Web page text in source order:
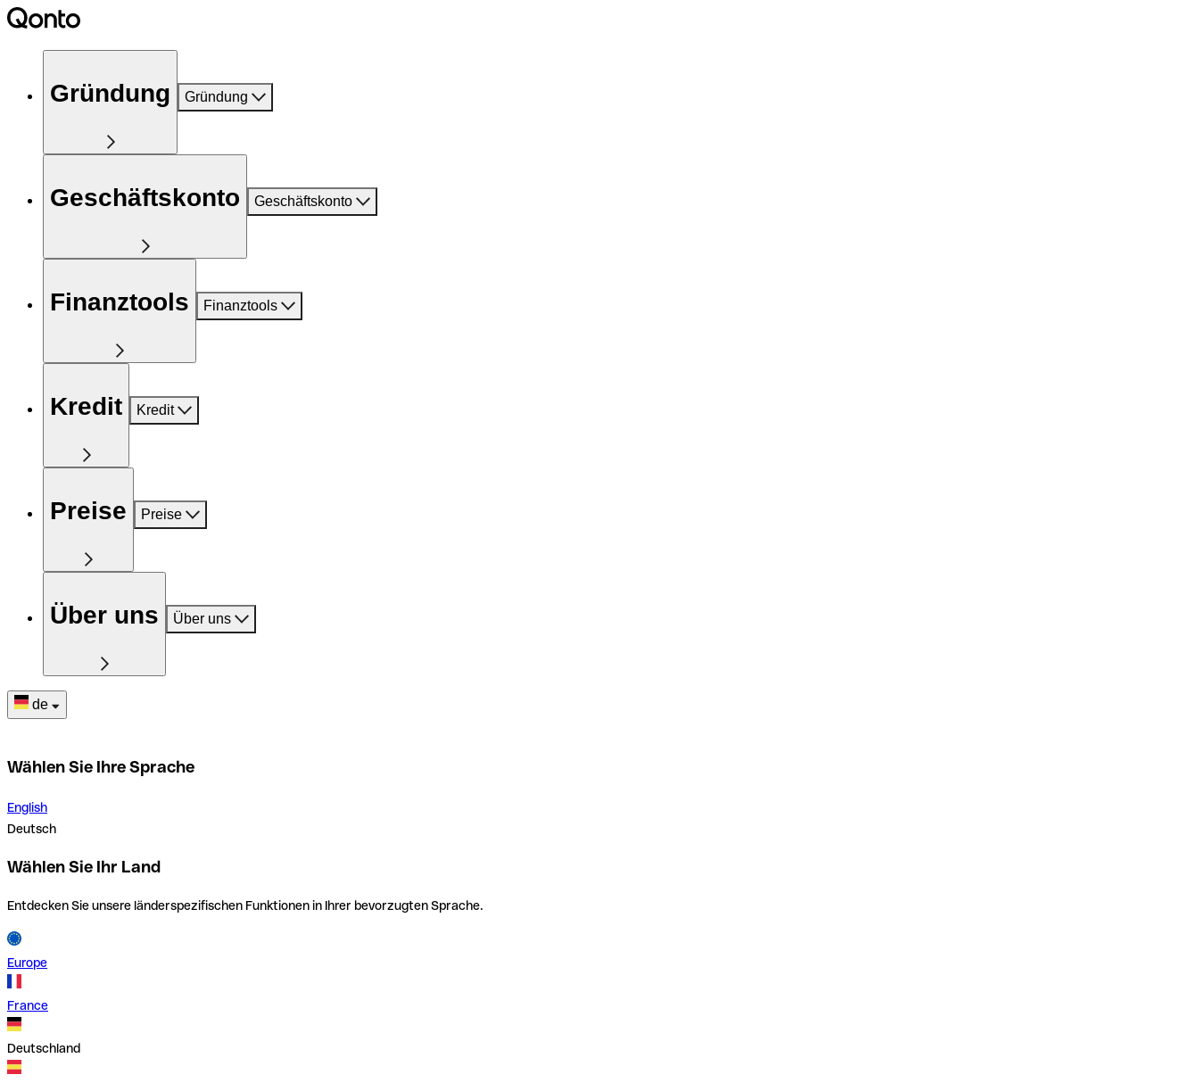
Gründung Gründung
Geschäftskonto Geschäftskonto
Finanztools Finanztools
Kredit Kredit
Preise Preise
Über uns Über uns
de
Wählen Sie Ihre Sprache
English
Deutsch
Wählen Sie Ihr Land
Entdecken Sie unsere länderspezifischen Funktionen in Ihrer bevorzugten Sprache.
Europe
France
Deutschland